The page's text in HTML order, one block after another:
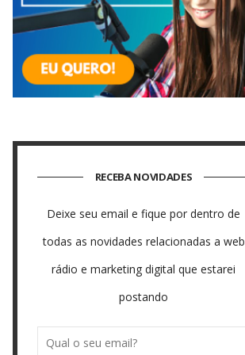
RECEBA NOVIDADES
Deixe seu email e fique por dentro de
todas as novidades relacionadas a web
rádio e marketing digital que estarei
postando